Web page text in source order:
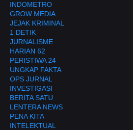
INDOMETRO
GROW MEDIA
JEJAK KRIMINAL
1 DETIK
JURNALISME
HARIAN 62
PERISTIWA 24
UNGKAP FAKTA
OPS JURNAL
INVESTIGASI
BERITA SATU
LENTERA NEWS
PENA KITA
INTELEKTUAL